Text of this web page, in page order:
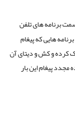
برنامه های تلفن
هایی که پیغام
کرده و کش و دیتای آن
پیغام این بار